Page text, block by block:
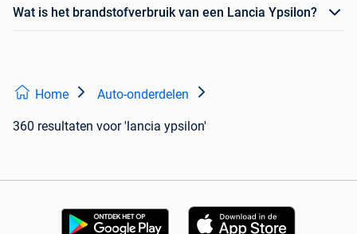
Wat is het brandstofverbruik van een Lancia Ypsilon?
Home Auto-onderdelen
360 resultaten voor 'lancia ypsilon'